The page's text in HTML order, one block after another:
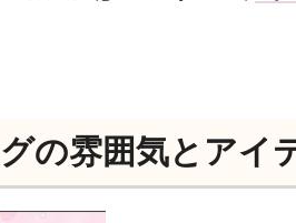
の雰囲気とアイ